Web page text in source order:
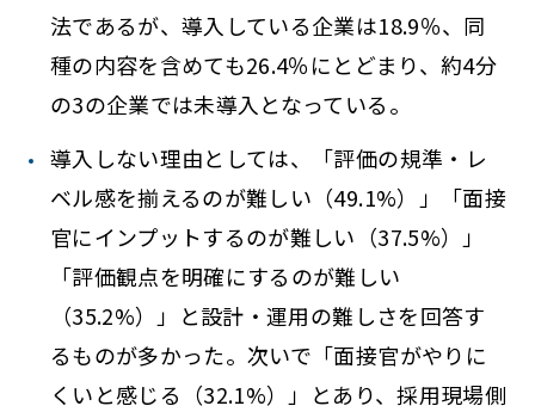
法であるが、導入している企業は18.9％、同
種の内容を含めても26.4％にとどまり、約4分
の3の企業では未導入となっている。
導入しない理由としては、「評価の規準・レ
ベル感を揃えるのが難しい（49.1%）」「面接
官にインプットするのが難しい（37.5%）」
「評価観点を明確にするのが難しい
（35.2%）」と設計・運用の難しさを回答す
るものが多かった。次いで「面接官がやりに
くいと感じる（32.1%）」とあり、採用現場側